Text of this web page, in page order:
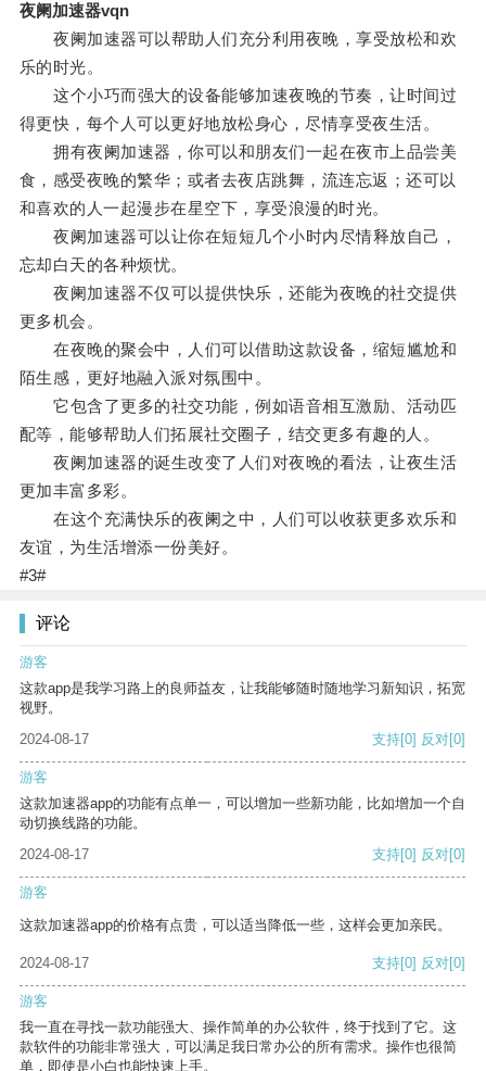
夜阑加速器vqn
夜阑加速器可以帮助人们充分利用夜晚，享受放松和欢
乐的时光。
这个小巧而强大的设备能够加速夜晚的节奏，让时间过
得更快，每个人可以更好地放松身心，尽情享受夜生活。
拥有夜阑加速器，你可以和朋友们一起在夜市上品尝美
食，感受夜晚的繁华；或者去夜店跳舞，流连忘返；还可以
和喜欢的人一起漫步在星空下，享受浪漫的时光。
夜阑加速器可以让你在短短几个小时内尽情释放自己，
忘却白天的各种烦忧。
夜阑加速器不仅可以提供快乐，还能为夜晚的社交提供
更多机会。
在夜晚的聚会中，人们可以借助这款设备，缩短尴尬和
陌生感，更好地融入派对氛围中。
它包含了更多的社交功能，例如语音相互激励、活动匹
配等，能够帮助人们拓展社交圈子，结交更多有趣的人。
夜阑加速器的诞生改变了人们对夜晚的看法，让夜生活
更加丰富多彩。
在这个充满快乐的夜阑之中，人们可以收获更多欢乐和
友谊，为生活增添一份美好。
#3#
评论
游客
这款app是我学习路上的良师益友，让我能够随时随地学习新知识，拓宽
视野。
2024-08-17
支持[0] 反对[0]
游客
这款加速器app的功能有点单一，可以增加一些新功能，比如增加一个自
动切换线路的功能。
2024-08-17
支持[0] 反对[0]
游客
这款加速器app的价格有点贵，可以适当降低一些，这样会更加亲民。
2024-08-17 支持[0] 反对[0]
游客
我一直在寻找一款功能强大、操作简单的办公软件，终于找到了它。这
款软件的功能非常强大，可以满足我日常办公的所有需求。操作也很简
单，即使是小白也能快速上手。